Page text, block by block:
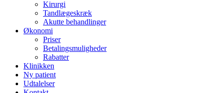
Kirurgi
Tandlægeskræk
Akutte behandlinger
Økonomi
Priser
Betalingsmuligheder
Rabatter
Klinikken
Ny patient
Udtalelser